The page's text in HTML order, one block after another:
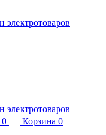
0 Корзина 0